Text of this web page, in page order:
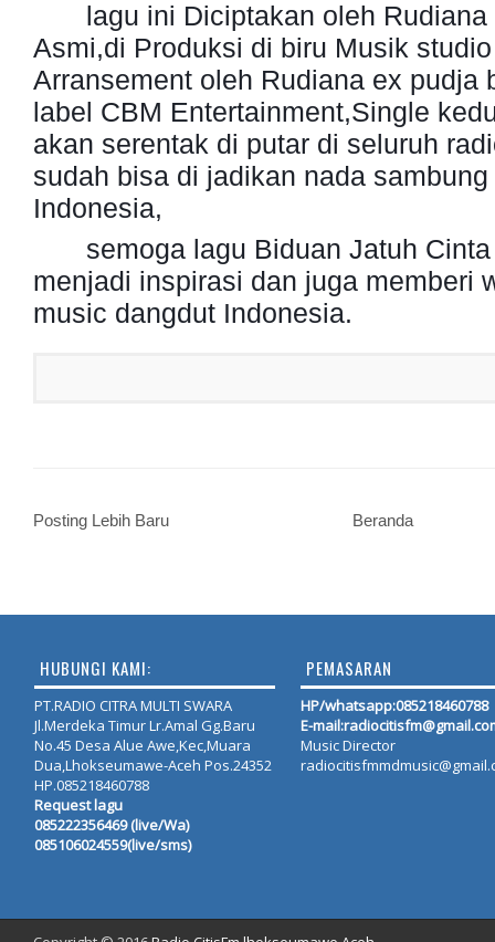
lagu ini Diciptakan oleh
Asmi,di Produksi di biru Musik
Arransement oleh Rudiana ex pudja
label CBM Entertainment,Single
akan serentak di putar di seluruh
sudah bisa di jadikan nada
Indonesia,
semoga lagu Biduan Jatuh
menjadi inspirasi dan juga memberi
music dangdut Indonesia.
Posting Lebih Baru Beranda
HUBUNGI KAMI:
PT.RADIO CITRA MULTI SWARA
Jl.Merdeka Timur Lr.Amal Gg.Baru
No.45 Desa Alue Awe,Kec,Muara
Dua,Lhokseumawe-Aceh Pos.24352
HP.085218460788
Request lagu
085222356469 (live/Wa)
085106024559(live/sms)
PEMASARAN
HP/whatsapp:085218460788
E-
Music Director